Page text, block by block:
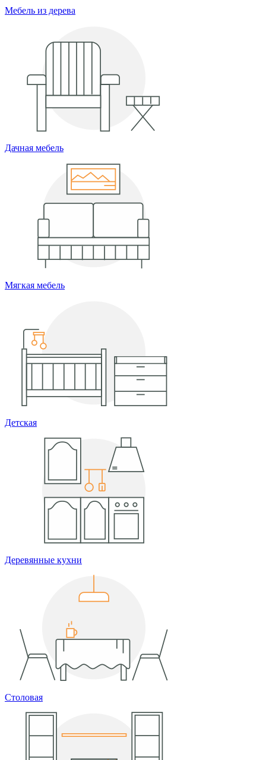
Мебель из дерева
Дачная мебель
Мягкая мебель
Детская
Деревянные кухни
Столовая